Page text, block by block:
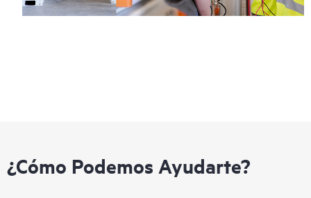
¿Cómo Podemos Ayudarte?